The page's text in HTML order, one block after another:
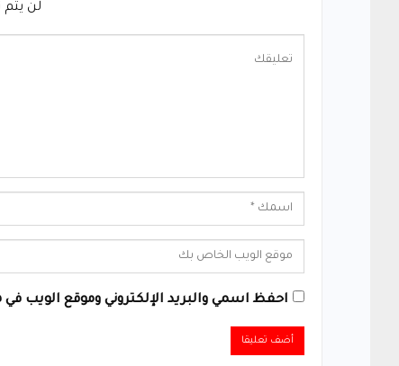
لن يتم
احفظ اسمي والبريد الإلكتروني وموقع الويب